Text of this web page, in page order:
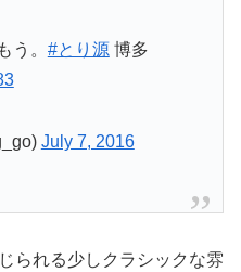
う。 #とり源博多
July 7, 2016
られる少しクラシックな雰